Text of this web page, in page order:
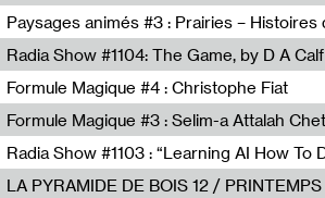
Revue Les Chambres,Marie-Hélène Lafon
Anne Simon
Radia Show #1104: The Game, by D A Calf
Radio One NZ
Formule Magique #4 : Christophe Fiat
Nathalie Lacroix
Nathalie Lacroix,Selim-a Attalah Chettaoui
Radio Campus Bruxelles